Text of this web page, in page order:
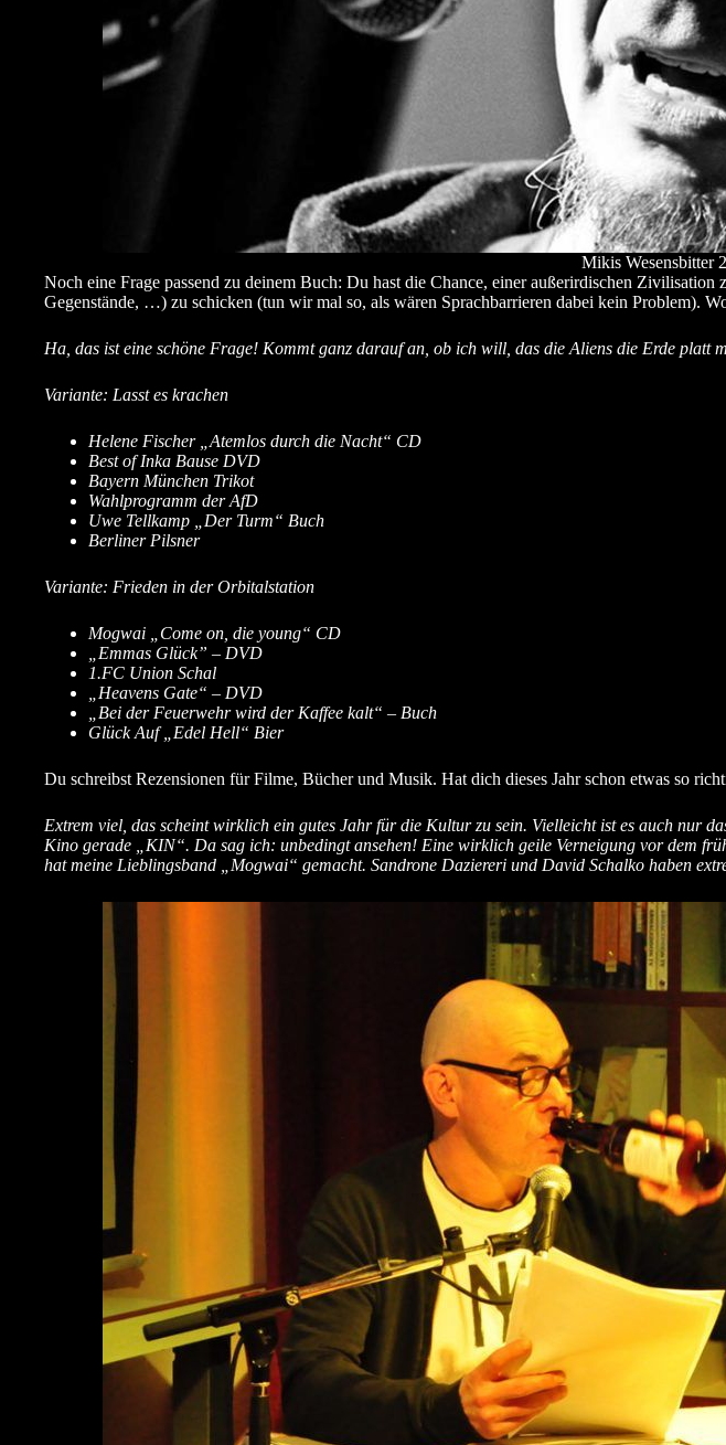
Mikis Wesensbitter
Noch eine Frage passend zu deinem Buch: Du hast die Chance, einer außerirdischen
Gegenstände, …) zu schicken (tun wir mal so, als wären Sprachbarrieren dabei kein Problem).
Ha, das ist eine schöne Frage! Kommt ganz darauf an, ob ich will, das die Aliens die Erde platt
Variante: Lasst es krachen
Helene Fischer „Atemlos durch die Nacht“ CD
Best of Inka Bause DVD
Bayern München Trikot
Wahlprogramm der AfD
Uwe Tellkamp „Der Turm“ Buch
Berliner Pilsner
Variante: Frieden in der Orbitalstation
Mogwai
Come on, die young“ CD
Emmas Glück” – DVD
1.FC Union Schal
„Heavens Gate“ – DVD
„Bei der Feuerwehr wird der Kaffee kalt“ – Buch
Glück Auf „Edel Hell“ Bier
Du schreibst Rezensionen für Filme, Bücher und Musik. Hat dich dieses Jahr schon etwas so
Extrem viel, das scheint wirklich ein gutes Jahr für die Kultur zu sein. Vielleicht ist es auch nur
Kino gerade „KIN“. Da sag ich: unbedingt ansehen! Eine wirklich geile Verneigung vor dem
hat meine Lieblingsband „Mogwai“ gemacht. Sandrone Daziereri und David Schalko haben